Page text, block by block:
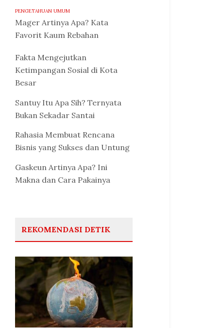
PENGETAHUAN UMUM
Mager Artinya Apa? Kata
Favorit Kaum Rebahan
Fakta Mengejutkan
Ketimpangan Sosial di Kota
Besar
Santuy Itu Apa Sih? Ternyata
Bukan Sekadar Santai
Rahasia Membuat Rencana
Bisnis yang Sukses dan Untung
Gaskeun Artinya Apa? Ini
Makna dan Cara Pakainya
REKOMENDASI DETIK